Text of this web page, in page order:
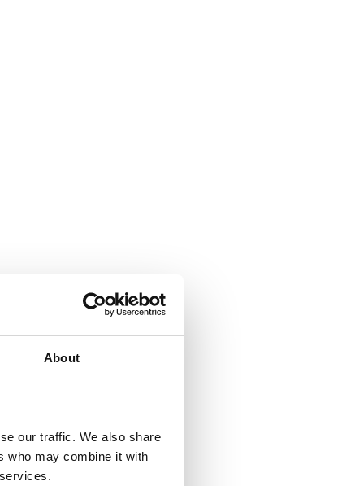
About
our traffic. We also share
who may combine it with